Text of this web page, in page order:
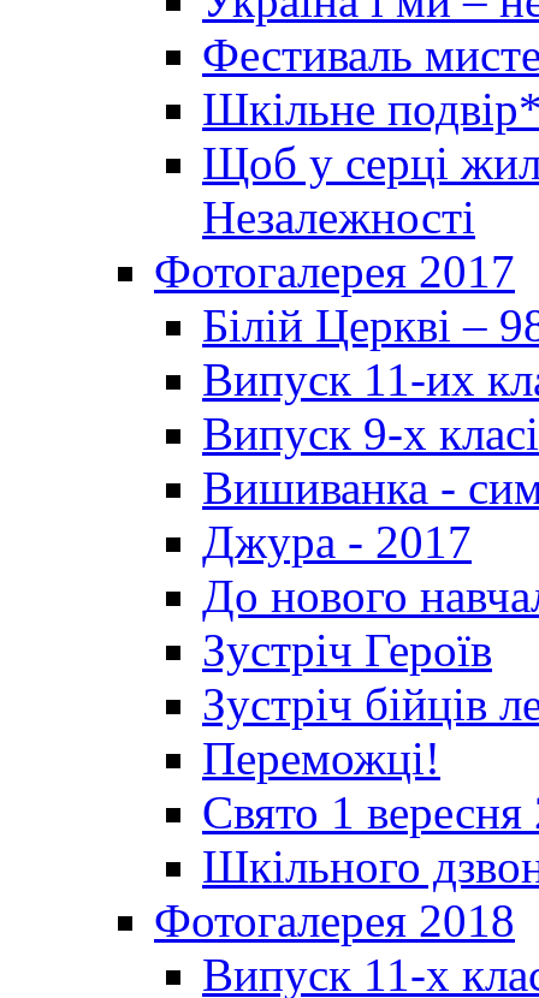
Фестиваль
Шкільне
Щоб у серці
Незалежності
Фотогалерея 2017
Білій Церкві –
Випуск 11-их
Випуск 9-х
Вишиванка -
Джура - 2017
До нового
Зустріч Героїв
Зустріч бійців
Переможці!
Свято 1 вересня
Шкільного
Фотогалерея 2018
Випуск 11-х